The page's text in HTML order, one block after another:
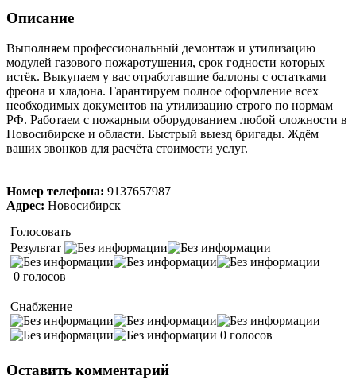
Описание
Выполняем профессиональный демонтаж и утилизацию
модулей газового пожаротушения, срок годности которых
истёк. Выкупаем у вас отработавшие баллоны с остатками
фреона и хладона. Гарантируем полное оформление всех
необходимых документов на утилизацию строго по нормам
РФ. Работаем с пожарным оборудованием любой сложности в
Новосибирске и области. Быстрый выезд бригады. Ждём
ваших звонков для расчёта стоимости услуг.
Номер телефона: 9137657987
Адрес: Новосибирск
Голосовать
Результат
0 голосов
Снабжение
0 голосов
Оставить комментарий